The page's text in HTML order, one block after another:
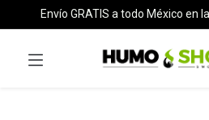
Envío GRATIS a todo México en